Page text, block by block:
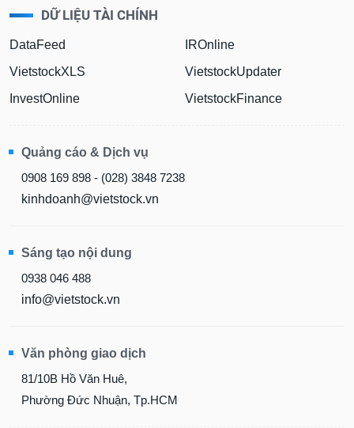
DỮ LIỆU TÀI CHÍNH
DataFeed
VietstockXLS
InvestOnline
IROnline
VietstockUpdater
VietstockFinance
Quảng cáo & Dịch vụ
0908 169 898 - (028) 3848 7238
kinhdoanh@vietstock.vn
Sáng tạo nội dung
0938 046 488
info@vietstock.vn
Văn phòng giao dịch
81/10B Hồ Văn Huê,
Phường Đức Nhuận, Tp.HCM